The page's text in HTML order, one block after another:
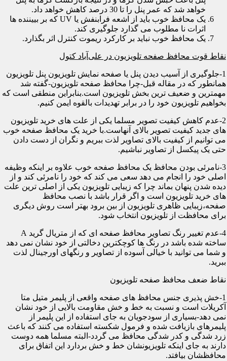
خواهد شد که عمر پنل را تا 30 درصد کاهش خواهد داد.
یک محافظ خوب باید از اشعه فرابنفش یا UV که بر بییننده ها
اثرات نا مطلوب می گذارد جلوگیری کند.
یک محافظ خوب نباید بر کارکرد ریموت کنترل اثر بگذارد.
نقاط قوت محافظ صفحه تلویزیون در علی‌آباد کتول
1-جلوگیری از آسیب دیدن پنل یا صفحه نمایش تلویزیون پنل تلویزیون
همانطور که در مقاله قبل-چرا محافظ صفحه تلویزیون-گفته شد
مهمترین و ضعیف ترین بخش تلویزیون است.بنابراین منطقی است که
بخواهیم تلویزیون خود را در برابر تهدیدات بالقوه ایمن کنیم.
2-عدم کاهش کیفیت تصویر مسلما یکی از علت های خرید تلویزیون
های جدید کیفیت تصویر بالای آنهاست.با خرید یک محافظ صفحه خوب
می توانیم از کیفیت بالای تصاویر لذت ببریم و نگران از دست دادن
حتی یک پیکسل از تصاویر نباشیم.
3-نامرئی بودن محافظ یک محافظ صفحه خوب علاوه بر اینکه وظیفه
اصلی خود را انجام می دهد سعی می کند که خود را نامرئی کند و از
دیده شدن پنهان بماند چرا که زیبایی تلویزیون یکی از اصلی ترین علت
های خرید تلویزیون است و اگر قرار باشد با نصب محافظ
صفحه،زیبایی ظاهری تلویزیون از بین برود بهتر است روش دیگری
برای محافظت از تلویزیون انتخاب شود.
4-عدم تغییر رنگ تصاویر محافظ صفحه ای که از متریال گرید A
ساخته شده باشد در رنگ ها کوچکترین دخالتی از خود نشان نمی دهد
و شما می توانید با خیالی آسوده از تصاویر و رنگهای اورجینال لذت
ببرید.
نقاط ضعف محافظ صفحه تلویزیون
1-خش پذیری جنس محافظ های صفحه واقعی از پلیمر متیل متا
آکریلات است و نسبت به خط و خش مقاومت بالایی از خود نشان
نمی دهد-بسیاری از سودجویان به جای استفاده از این پلیمر از
پلیمرهای بازیافت شده و فرمول شکسته استفاده می کنند که باعث
زرد شدگی و کدر شدگی محافظ می گردد-البته مسلما همه دوست
دارند به جای اینکه تلویزیونشان خط و خش بردارد این اتفاق برای
محافظشان بیافتد.